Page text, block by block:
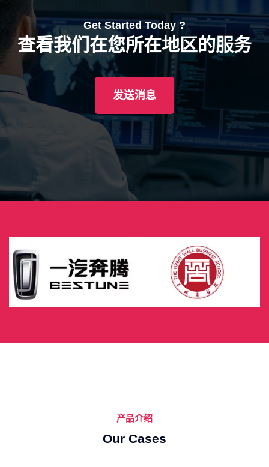
Get Started Today ?
查看我们在您所在地区的服务
发送消息
产品介绍
Our Cases